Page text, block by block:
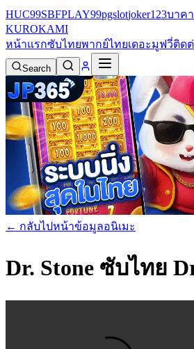
HUC99SBFPLAY99pgslotjoker123บาค
KUROKAMI
หน้าแรกซับไทยพากย์ไทยเดอะมูฟวี่ติด
Search
← กลับไปหน้าข้อมูลอนิเมะ
Dr. Stone ซับไทย